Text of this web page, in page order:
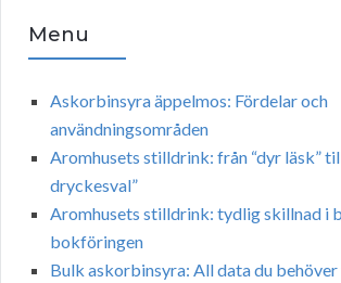
Menu
Askorbinsyra äppelmos: Fördelar och
användningsområden
Aromhusets stilldrink: från “dyr läsk”
dryckesval”
Aromhusets stilldrink: tydlig skillnad i
bokföringen
Bulk askorbinsyra: All data du